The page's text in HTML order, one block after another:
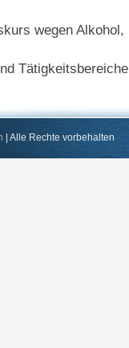
wegen Alkohol,
| Alle Rechte vorbehalten